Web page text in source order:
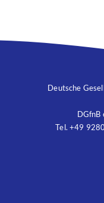
Deutsche
DGfnB
Tel. +49